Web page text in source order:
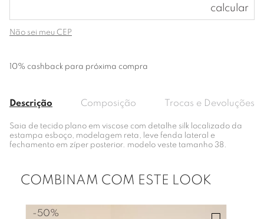
Não sei meu CEP
10% cashback para próxima compra
Descrição Composição Trocas e Devoluções
Saia de tecido plano em viscose com detalhe silk localizado da
estampa esboço, modelagem reta, leve fenda lateral e
fechamento em zíper posterior. modelo veste tamanho 38.
COMBINAM COM ESTE LOOK
-50%